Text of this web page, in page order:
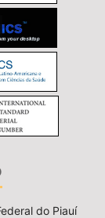
do Piauí